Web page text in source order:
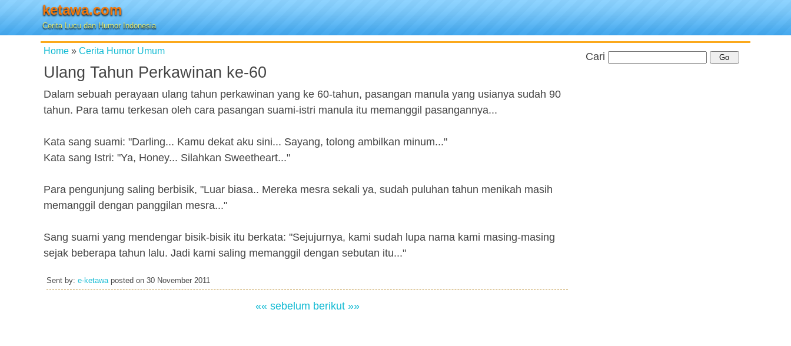
ketawa.com
Cerita Lucu dan Humor Indonesia
Home » Cerita Humor Umum
Ulang Tahun Perkawinan ke-60
Dalam sebuah perayaan ulang tahun perkawinan yang ke 60-tahun, pasangan manula yang usianya sudah 90
tahun. Para tamu terkesan oleh cara pasangan suami-istri manula itu memanggil pasangannya...
Kata sang suami: "Darling... Kamu dekat aku sini... Sayang, tolong ambilkan minum..."
Kata sang Istri: "Ya, Honey... Silahkan Sweetheart..."
Para pengunjung saling berbisik, "Luar biasa.. Mereka mesra sekali ya, sudah puluhan tahun menikah masih
memanggil dengan panggilan mesra..."
Sang suami yang mendengar bisik-bisik itu berkata: "Sejujurnya, kami sudah lupa nama kami masing-masing
sejak beberapa tahun lalu. Jadi kami saling memanggil dengan sebutan itu..."
Sent by: e-ketawaposted on 30 November 2011
«« sebelum berikut »»
Cari